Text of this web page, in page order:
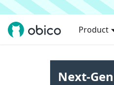
Product
Next-